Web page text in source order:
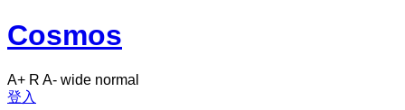
Cosmos
A+ R A- wide normal
登入